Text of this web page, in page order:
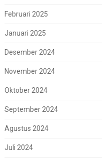
Februari 2025
Januari 2025
Desember 2024
November 2024
Oktober 2024
September 2024
Agustus 2024
Juli 2024